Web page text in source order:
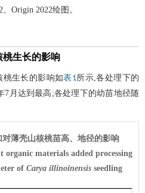
Origin 2022绘图。
桃生长的影响
桃生长的影响如表1所示,各处理下的
7月达到最高;各处理下的幼苗地径随
薄壳山核桃苗高、地径的影响
organic materials added processing
of Carya illinoinensisseedling